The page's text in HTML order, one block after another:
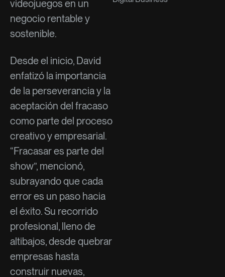
videojuegos en un
negocio rentable y
sostenible.
Desde el inicio, David
enfatizó la importancia
de la perseverancia y la
aceptación del fracaso
como parte del proceso
creativo y empresarial.
“Fracasar es parte del
show”, mencionó,
subrayando que cada
error es un paso hacia
el éxito. Su recorrido
profesional, lleno de
altibajos, desde quebrar
empresas hasta
construir nuevas,